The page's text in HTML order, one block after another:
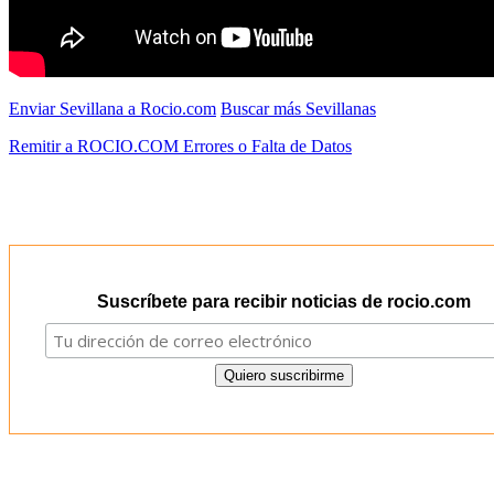
Enviar Sevillana a Rocio.com Buscar más Sevillanas
Remitir a ROCIO.COM Errores o Falta de Datos
Suscríbete para recibir noticias de rocio.com